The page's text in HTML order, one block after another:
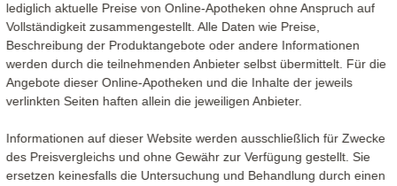
lediglich aktuelle Preise von Online-Apotheken ohne Anspruch auf
Vollständigkeit zusammengestellt. Alle Daten wie Preise,
Beschreibung der Produktangebote oder andere Informationen
werden durch die teilnehmenden Anbieter selbst übermittelt. Für die
Angebote dieser Online-Apotheken und die Inhalte der jeweils
verlinkten Seiten haften allein die jeweiligen Anbieter.
Informationen auf dieser Website werden ausschließlich für Zwecke
des Preisvergleichs und ohne Gewähr zur Verfügung gestellt. Sie
ersetzen keinesfalls die Untersuchung und Behandlung durch einen